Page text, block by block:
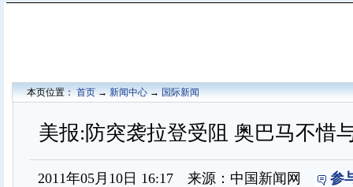
本页位置：首页→新闻中心→国际新闻
美报:防突袭拉登受阻 奥巴马不惜
2011年05月10日 16:17 来源：中国新闻网
参